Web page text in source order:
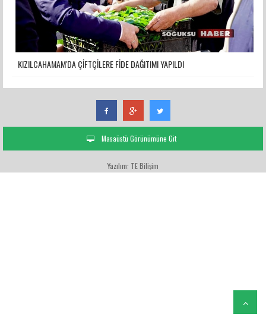
KIZILCAHAMAM'DA ÇİFTÇİLERE FİDE DAĞITIMI YAPILDI
Masaüstü Görünümüne Git
Yazılım: TE Bilişim